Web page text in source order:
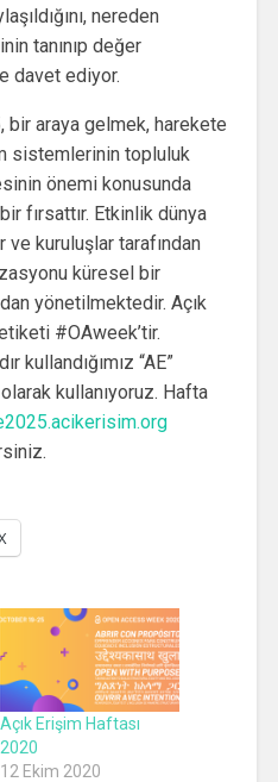
nereden
tanınıp değer
davet ediyor.
bir araya gelmek, harekete
sistemlerinin topluluk
önemi konusunda
fırsattır. Etkinlik dünya
ve kuruluşlar tarafından
küresel bir
yönetilmektedir. Açık
#OAweek’tir.
kullandığımız “AE”
kullanıyoruz. Hafta
Açık Erişim Haftası
2020
12 Ekim 2020